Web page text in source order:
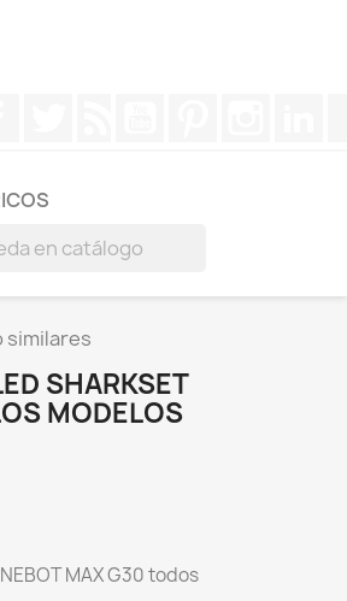
similares
SHARKSET
MODELOS
MAX G30 todos